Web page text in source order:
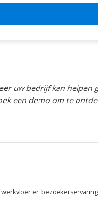
uw bedrijf kan helpen
een demo om te
en